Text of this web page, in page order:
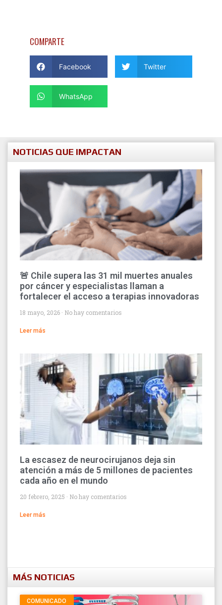
COMPARTE
Facebook Twitter
WhatsApp
NOTICIAS QUE IMPACTAN
🚨 Chile supera las 31 mil muertes anuales
por cáncer y especialistas llaman a
fortalecer el acceso a terapias innovadoras
18 mayo, 2026 No hay comentarios
Leer más
La escasez de neurocirujanos deja sin
atención a más de 5 millones de pacientes
cada año en el mundo
20 febrero, 2025 No hay comentarios
Leer más
MÁS NOTICIAS
COMUNICADO